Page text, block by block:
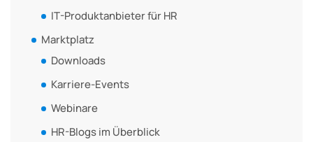
IT-Produktanbieter für HR
Marktplatz
Downloads
Karriere-Events
Webinare
HR-Blogs im Überblick